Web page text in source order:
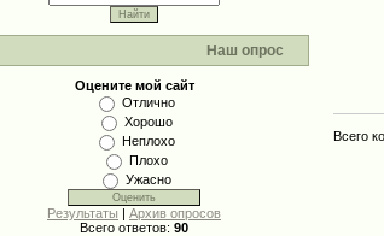
Наш опрос
Оцените мой сайт
Отлично
Хорошо
Неплохо
Плохо
Ужасно
Результаты | Архив опросов
Всего ответов: 90
Всего